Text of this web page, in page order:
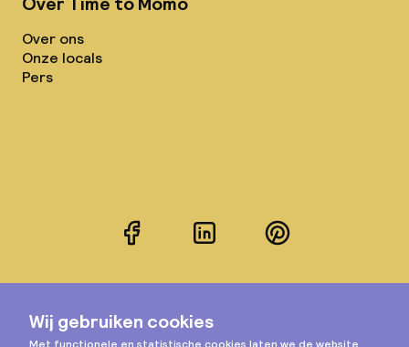
Over ons
Onze locals
Pers
FacebookLinkedInPinterest
Instagram